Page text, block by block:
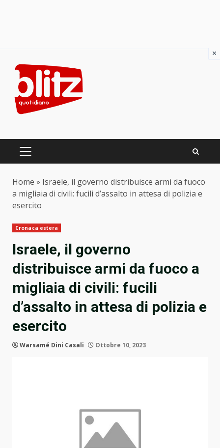
content
PRIMARY
Home » Israele, il governo distribuisce armi da fuoco
a migliaia di civili: fucili d’assalto in attesa di polizia e
esercito
Cronaca estera
Israele, il governo
distribuisce armi da fuoco a
migliaia di civili: fucili
d’assalto in attesa di polizia e
esercito
Warsamé Dini Casali Ottobre 10, 2023
×